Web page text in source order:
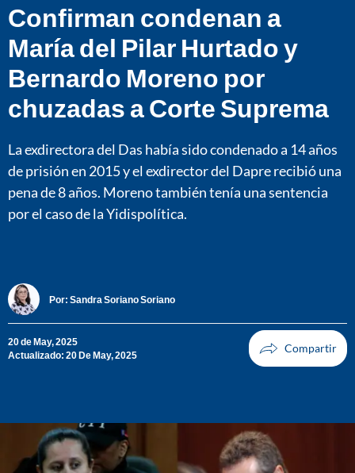
Confirman condenan a
María del Pilar Hurtado y
Bernardo Moreno por
chuzadas a Corte Suprema
La exdirectora del Das había sido condenado a 14 años
de prisión en 2015 y el exdirector del Dapre recibió una
pena de 8 años. Moreno también tenía una sentencia
por el caso de la Yidispolítica.
Por: Sandra Soriano Soriano
20 de May, 2025
Actualizado: 20 De May, 2025